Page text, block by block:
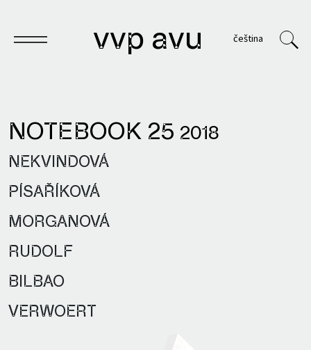
vvp avu čeština
Notebook
Publications
Archives
VVP
NOTEBOOK 25 2018
NEKVINDOVÁ
PÍSAŘÍKOVÁ
MORGANOVÁ
RUDOLF
BILBAO
VERWOERT